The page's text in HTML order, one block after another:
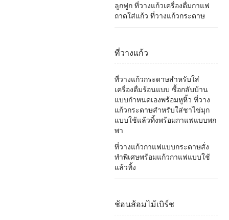
ลูกฟูก ที่วางแก้วเครื่องดื่มกาแฟ
ถาดใส่แก้ว ที่วางแก้วกระดาษ
ที่วางแก้ว
ที่วางแก้วกระดาษสำหรับใส่
เครื่องดื่มร้อนแบบ ซื้อกลับบ้าน
แบบกำหนดเองพร้อมหูหิ้ว ที่วาง
แก้วกระดาษสำหรับใส่ชาไข่มุก
แบบใช้แล้วทิ้งพร้อมกาแฟแบบพก
พา
ที่วางแก้วกาแฟแบบกระดาษสั่ง
ทำพิเศษพร้อมแก้วกาแฟแบบใช้
แล้วทิ้ง
ช้อนส้อมไม้เบิร์ช